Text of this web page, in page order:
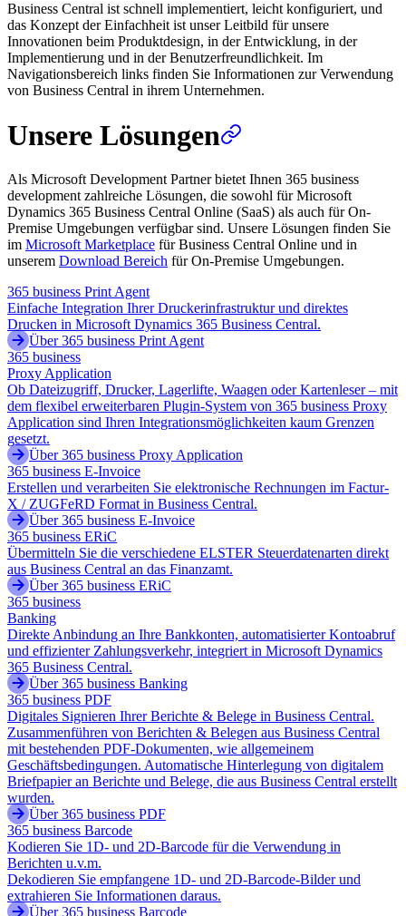
Business Central ist schnell implementiert, leicht konfiguriert, und
das Konzept der Einfachheit ist unser Leitbild für unsere
Innovationen beim Produktdesign, in der Entwicklung, in der
Implementierung und in der Benutzerfreundlichkeit. Im
Navigationsbereich links finden Sie Informationen zur Verwendung
von Business Central in ihrem Unternehmen.
Unsere Lösungen
Als Microsoft Development Partner bietet Ihnen 365 business
development zahlreiche Lösungen, die sowohl für Microsoft
Dynamics 365 Business Central Online (SaaS) als auch für On-
Premise Umgebungen verfügbar sind. Unsere Lösungen finden Sie
im Microsoft Marketplace für Business Central Online und in
unserem Download Bereich für On-Premise Umgebungen.
365 business Print Agent
Einfache Integration Ihrer Druckerinfrastruktur und direktes
Drucken in Microsoft Dynamics 365 Business Central.
Über 365 business Print Agent
365 business
Proxy Application
Ob Dateizugriff, Drucker, Lagerlifte, Waagen oder Kartenleser – mit
dem flexibel erweiterbaren Plugin-System von 365 business Proxy
Application sind Ihren Integrationsmöglichkeiten kaum Grenzen
gesetzt.
Über 365 business Proxy Application
365 business E-Invoice
Erstellen und verarbeiten Sie elektronische Rechnungen im Factur-
X / ZUGFeRD Format in Business Central.
Über 365 business E-Invoice
365 business ERiC
Übermitteln Sie die verschiedene ELSTER Steuerdatenarten direkt
aus Business Central an das Finanzamt.
Über 365 business ERiC
365 business
Banking
Direkte Anbindung an Ihre Bankkonten, automatisierter Kontoabruf
und effizienter Zahlungsverkehr, integriert in Microsoft Dynamics
365 Business Central.
Über 365 business Banking
365 business PDF
Digitales Signieren Ihrer Berichte & Belege in Business Central.
Zusammenführen von Berichten & Belegen aus Business Central
mit bestehenden PDF-Dokumenten, wie allgemeinem
Geschäftsbedingungen. Automatische Hinterlegung von digitalem
Briefpapier an Berichte und Belege, die aus Business Central erstellt
wurden.
Über 365 business PDF
365 business Barcode
Kodieren Sie 1D- und 2D-Barcode für die Verwendung in
Berichten u.v.m.
Dekodieren Sie empfangene 1D- und 2D-Barcode-Bilder und
extrahieren Sie Informationen daraus.
Über 365 business Barcode